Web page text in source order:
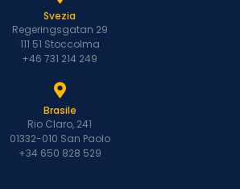
Svezia
Regeringsgatan 29
111 51 Stoccolma
+46 731 214 249
Brasile
Rio Claro, 241
01332-010 San Paolo
+34 650 828 529